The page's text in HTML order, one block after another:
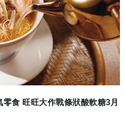
食 旺旺大作戰條狀酸軟糖3月